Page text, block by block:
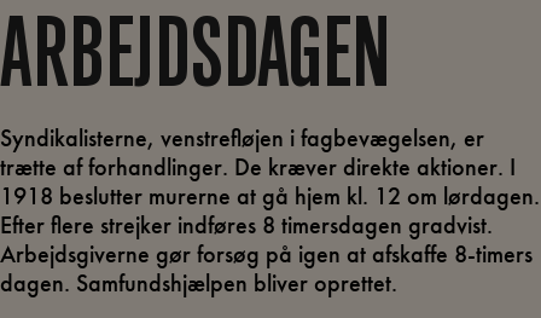
ARBEJDSDAGEN
Syndikalisterne, venstrefløjen i fagbevægelsen, er
trætte af forhandlinger. De kræver direkte aktioner. I
1918 beslutter murerne at gå hjem kl. 12 om lørdagen.
Efter flere strejker indføres 8 timersdagen gradvist.
Arbejdsgiverne gør forsøg på igen at afskaffe 8-timers
dagen. Samfundshjælpen bliver oprettet.